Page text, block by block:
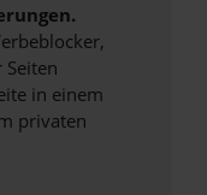
in einem
privaten